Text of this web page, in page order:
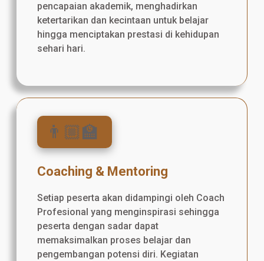
pencapaian akademik, menghadirkan
ketertarikan dan kecintaan untuk belajar
hingga menciptakan prestasi di kehidupan
sehari hari.
👨🏼‍🏫
Coaching & Mentoring
Setiap peserta akan didampingi oleh Coach
Profesional yang menginspirasi sehingga
peserta dengan sadar dapat
memaksimalkan proses belajar dan
pengembangan potensi diri. Kegiatan